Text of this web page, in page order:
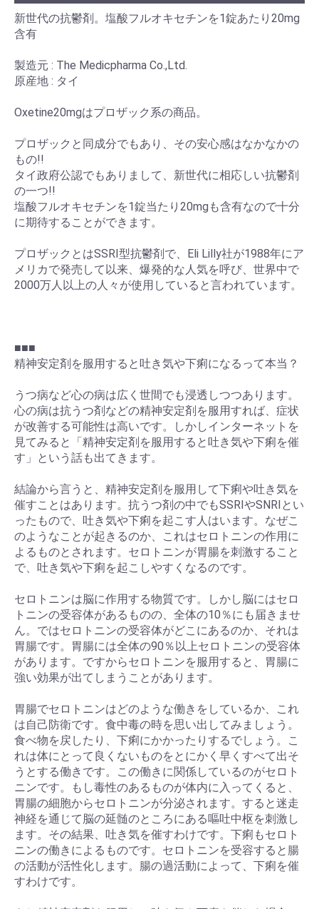
新世代の抗鬱剤。塩酸フルオキセチンを1錠あたり20mg
含有
製造元 : The Medicpharma Co.,Ltd.
原産地 : タイ
Oxetine20mgはプロザック系の商品。
プロザックと同成分でもあり、その安心感はなかなかの
もの!!
タイ政府公認でもありまして、新世代に相応しい抗鬱剤
の一つ!!
塩酸フルオキセチンを1錠当たり20mgも含有なので十分
に期待することができます。
プロザックとはSSRI型抗鬱剤で、Eli Lilly社が1988年にア
メリカで発売して以来、爆発的な人気を呼び、世界中で
2000万人以上の人々が使用していると言われています。
■■■
精神安定剤を服用すると吐き気や下痢になるって本当？
うつ病など心の病は広く世間でも浸透しつつあります。
心の病は抗うつ剤などの精神安定剤を服用すれば、症状
が改善する可能性は高いです。しかしインターネットを
見てみると「精神安定剤を服用すると吐き気や下痢を催
す」という話も出てきます。
結論から言うと、精神安定剤を服用して下痢や吐き気を
催すことはあります。抗うつ剤の中でもSSRIやSNRIとい
ったもので、吐き気や下痢を起こす人はいます。なぜこ
のようなことが起きるのか、これはセロトニンの作用に
よるものとされます。セロトニンが胃腸を刺激すること
で、吐き気や下痢を起こしやすくなるのです。
セロトニンは脳に作用する物質です。しかし脳にはセロ
トニンの受容体があるものの、全体の10％にも届きませ
ん。ではセロトニンの受容体がどこにあるのか、それは
胃腸です。胃腸には全体の90％以上セロトニンの受容体
があります。ですからセロトニンを服用すると、胃腸に
強い効果が出てしまうことがあります。
胃腸でセロトニンはどのような働きをしているか、これ
は自己防衛です。食中毒の時を思い出してみましょう。
食べ物を戻したり、下痢にかかったりするでしょう。こ
れは体にとって良くないものをとにかく早くすべて出そ
うとする働きです。この働きに関係しているのがセロト
ニンです。もし毒性のあるものが体内に入ってくると、
胃腸の細胞からセロトニンが分泌されます。すると迷走
神経を通じて脳の延髄のところにある嘔吐中枢を刺激し
ます。その結果、吐き気を催すわけです。下痢もセロト
ニンの働きによるものです。セロトニンを受容すると腸
の活動が活性化します。腸の過活動によって、下痢を催
すわけです。